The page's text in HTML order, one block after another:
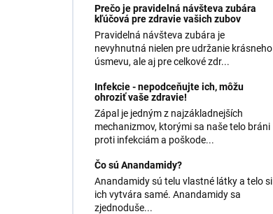
Prečo je pravidelná návšteva zubára
kľúčová pre zdravie vašich zubov
Pravidelná návšteva zubára je
nevyhnutná nielen pre udržanie krásneho
úsmevu, ale aj pre celkové zdr...
Infekcie - nepodceňujte ich, môžu
ohroziť vaše zdravie!
Zápal je jedným z najzákladnejších
mechanizmov, ktorými sa naše telo bráni
proti infekciám a poškode...
Čo sú Anandamidy?
Anandamidy sú telu vlastné látky a telo si
ich vytvára samé. Anandamidy sa
zjednoduše...